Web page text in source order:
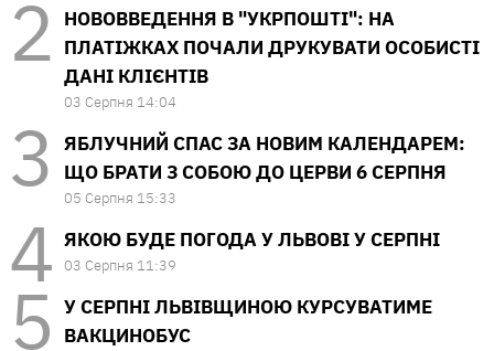
НОВОВВЕДЕННЯ В "УКРПОШТІ": НА
ПЛАТІЖКАХ ПОЧАЛИ ДРУКУВАТИ ОСОБИСТІ
ДАНІ КЛІЄНТІВ
03 Серпня 14:04
ЯБЛУЧНИЙ СПАС ЗА НОВИМ КАЛЕНДАРЕМ:
ЩО БРАТИ З СОБОЮ ДО ЦЕРВИ 6 СЕРПНЯ
05 Серпня 15:33
ЯКОЮ БУДЕ ПОГОДА У ЛЬВОВІ У СЕРПНІ
03 Серпня 11:39
У СЕРПНІ ЛЬВІВЩИНОЮ КУРСУВАТИМЕ
ВАКЦИНОБУС